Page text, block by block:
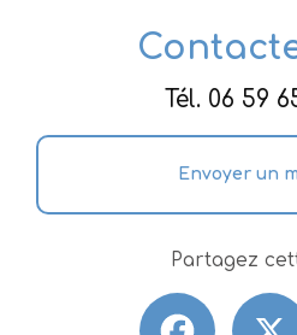
Tél. 06 59
Envoyer un
Partagez